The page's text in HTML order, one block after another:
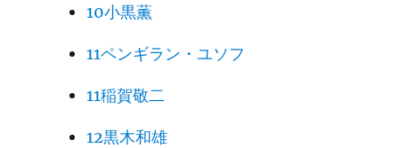
10小黒薫
11ペンギラン・ユソフ
11稲賀敬二
12黒木和雄